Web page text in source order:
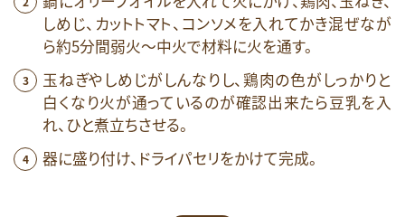
しめじ、カットトマト、コンソメを入れてかき混ぜなが
ら約5分間弱火～中火で材料に火を通す。
玉ねぎやしめじがしんなりし、鶏肉の色がしっかりと
白くなり火が通っているのが確認出来たら豆乳を入
れ、ひと煮立ちさせる。
器に盛り付け、ドライパセリをかけて完成。